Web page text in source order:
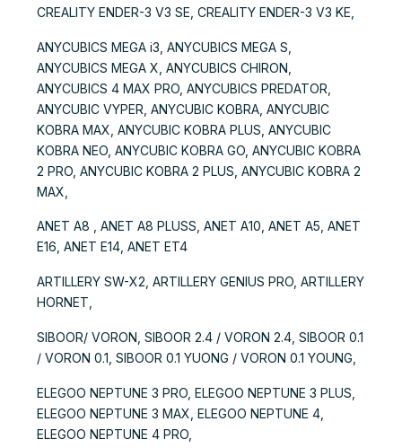
CREALITY ENDER-3 V3 SE, CREALITY ENDER-3 V3 KE,
ANYCUBICS MEGA i3, ANYCUBICS MEGA S,
ANYCUBICS MEGA X, ANYCUBICS CHIRON,
ANYCUBICS 4 MAX PRO, ANYCUBICS PREDATOR,
ANYCUBIC VYPER, ANYCUBIC KOBRA, ANYCUBIC
KOBRA MAX, ANYCUBIC KOBRA PLUS, ANYCUBIC
KOBRA NEO, ANYCUBIC KOBRA GO, ANYCUBIC KOBRA
2 PRO, ANYCUBIC KOBRA 2 PLUS, ANYCUBIC KOBRA 2
MAX,
ANET A8 , ANET A8 PLUSS, ANET A10, ANET A5, ANET
E16, ANET E14, ANET ET4
ARTILLERY SW-X2, ARTILLERY GENIUS PRO, ARTILLERY
HORNET,
SIBOOR/ VORON, SIBOOR 2.4 / VORON 2.4, SIBOOR 0.1
/ VORON 0.1, SIBOOR 0.1 YUONG / VORON 0.1 YOUNG,
ELEGOO NEPTUNE 3 PRO, ELEGOO NEPTUNE 3 PLUS,
ELEGOO NEPTUNE 3 MAX, ELEGOO NEPTUNE 4,
ELEGOO NEPTUNE 4 PRO,